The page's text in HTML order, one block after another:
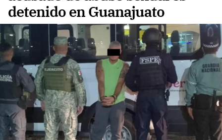
detenido en Guanajuato